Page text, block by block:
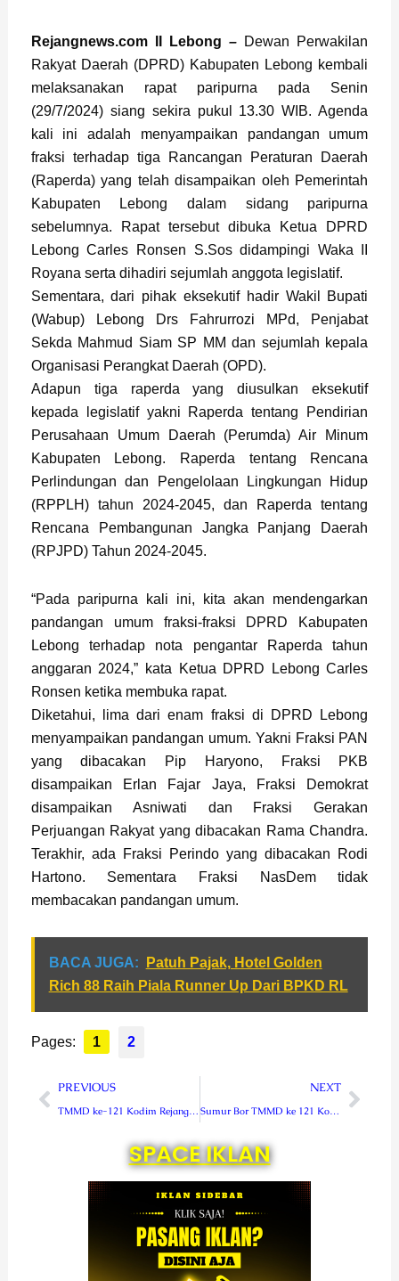
Rejangnews.com II Lebong – Dewan Perwakilan
Rakyat Daerah (DPRD) Kabupaten Lebong kembali
melaksanakan rapat paripurna pada Senin
(29/7/2024) siang sekira pukul 13.30 WIB. Agenda
kali ini adalah menyampaikan pandangan umum
fraksi terhadap tiga Rancangan Peraturan Daerah
(Raperda) yang telah disampaikan oleh Pemerintah
Kabupaten Lebong dalam sidang paripurna
sebelumnya. Rapat tersebut dibuka Ketua DPRD
Lebong Carles Ronsen S.Sos didampingi Waka II
Royana serta dihadiri sejumlah anggota legislatif.
Sementara, dari pihak eksekutif hadir Wakil Bupati
(Wabup) Lebong Drs Fahrurrozi MPd, Penjabat
Sekda Mahmud Siam SP MM dan sejumlah kepala
Organisasi Perangkat Daerah (OPD).
Adapun tiga raperda yang diusulkan eksekutif
kepada legislatif yakni Raperda tentang Pendirian
Perusahaan Umum Daerah (Perumda) Air Minum
Kabupaten Lebong. Raperda tentang Rencana
Perlindungan dan Pengelolaan Lingkungan Hidup
(RPPLH) tahun 2024-2045, dan Raperda tentang
Rencana Pembangunan Jangka Panjang Daerah
(RPJPD) Tahun 2024-2045.
“Pada paripurna kali ini, kita akan mendengarkan
pandangan umum fraksi-fraksi DPRD Kabupaten
Lebong terhadap nota pengantar Raperda tahun
anggaran 2024,” kata Ketua DPRD Lebong Carles
Ronsen ketika membuka rapat.
Diketahui, lima dari enam fraksi di DPRD Lebong
menyampaikan pandangan umum. Yakni Fraksi PAN
yang dibacakan Pip Haryono, Fraksi PKB
disampaikan Erlan Fajar Jaya, Fraksi Demokrat
disampaikan Asniwati dan Fraksi Gerakan
Perjuangan Rakyat yang dibacakan Rama Chandra.
Terakhir, ada Fraksi Perindo yang dibacakan Rodi
Hartono. Sementara Fraksi NasDem tidak
membacakan pandangan umum.
BACA JUGA:
Patuh Pajak, Hotel Golden
Rich 88 Raih Piala Runner Up Dari BPKD RL
Pages:
Page
1
, Page
2
Prev
PREVIOUS
TMMD ke-121 Kodim Rejang Lebong Rehab Musholla Baiturrahman di desa Belumai
NEXT
Sumur Bor TMMD ke 121 Kodim Rejang Lebong Sasar 25 KK
Next
SPACE IKLAN